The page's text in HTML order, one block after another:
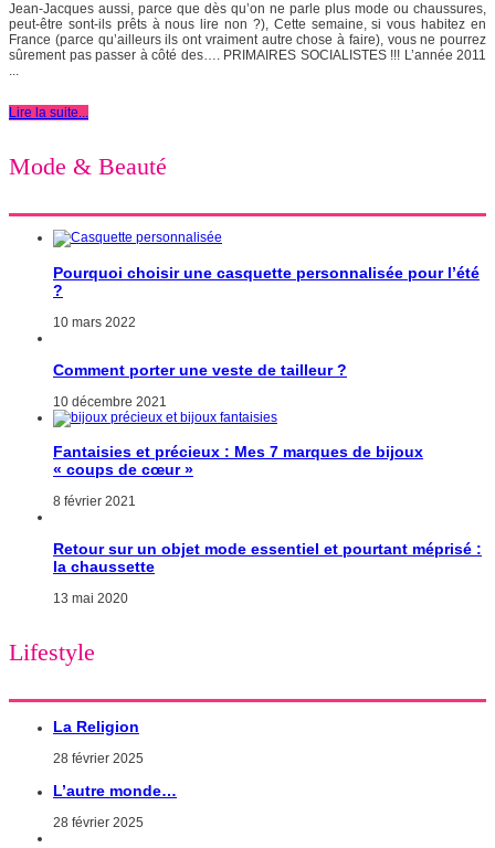
Jean-Jacques aussi, parce que dès qu’on ne parle plus mode ou chaussures,
peut-être sont-ils prêts à nous lire non ?), Cette semaine, si vous habitez en
France (parce qu’ailleurs ils ont vraiment autre chose à faire), vous ne pourrez
sûrement pas passer à côté des…. PRIMAIRES SOCIALISTES !!! L’année 2011
...
Lire la suite...
Mode & Beauté
Pourquoi choisir une casquette personnalisée pour l’été
?
10 mars 2022
Comment porter une veste de tailleur ?
10 décembre 2021
Fantaisies et précieux : Mes 7 marques de bijoux
« coups de cœur »
8 février 2021
Retour sur un objet mode essentiel et pourtant méprisé :
la chaussette
13 mai 2020
Lifestyle
La Religion
28 février 2025
L’autre monde…
28 février 2025